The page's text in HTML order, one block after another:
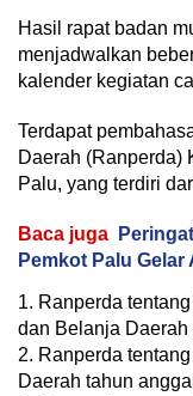
Hasil rapat badan
menjadwalkan
kalender kegiatan
Terdapat
Daerah (Ranperda)
Palu, yang terdiri
Baca juga
Pemkot Palu
1. Ranperda
dan Belanja
2. Ranperda
Daerah tahun